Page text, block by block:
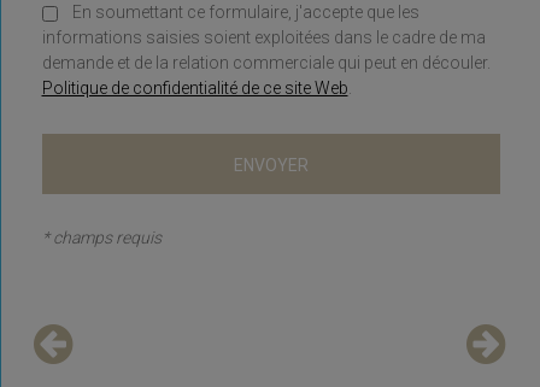
En soumettant ce formulaire, j'accepte que les
informations saisies soient exploitées dans le cadre de ma
demande et de la relation commerciale qui peut en découler.
Politique de confidentialité de ce site Web
* champs requis